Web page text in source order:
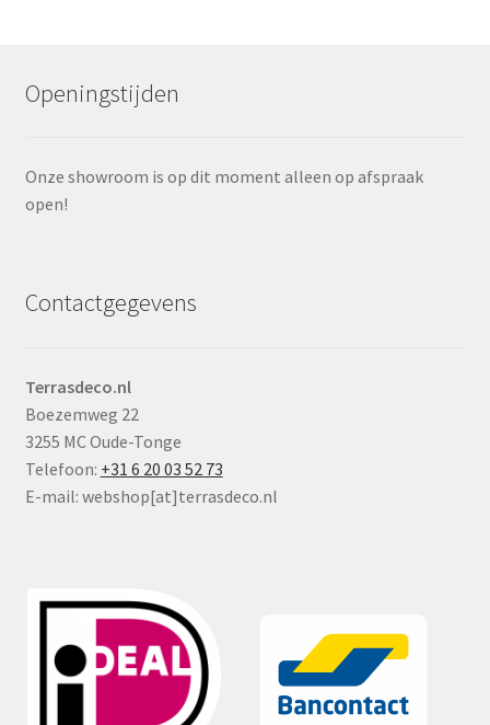
Openingstijden
Onze showroom is op dit moment alleen op afspraak
open!
Contactgegevens
Terrasdeco.nl
Boezemweg 22
3255 MC Oude-Tonge
Telefoon: +31 6 20 03 52 73
E-mail: webshop[at]terrasdeco.nl